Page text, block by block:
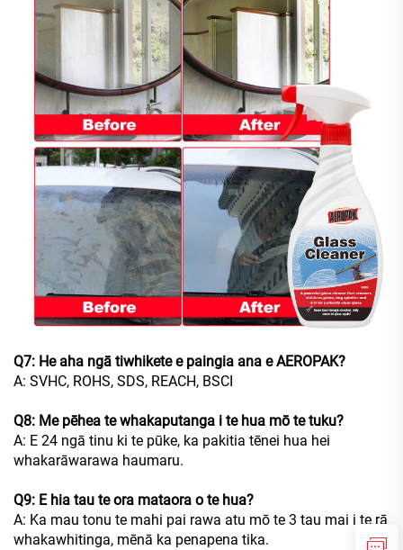
Q7: He aha ngā tiwhikete e paingia ana e AEROPAK?
A: SVHC, ROHS, SDS, REACH, BSCI
Q8: Me pēhea te whakaputanga i te hua mō te tuku?
A: E 24 ngā tinu ki te pūke, ka pakitia tēnei hua hei
whakarāwarawa haumaru.
Q9: E hia tau te ora mataora o te hua?
A: Ka mau tonu te mahi pai rawa atu mō te 3 tau mai i te rā
whakawhitinga, mēnā ka penapena tika.